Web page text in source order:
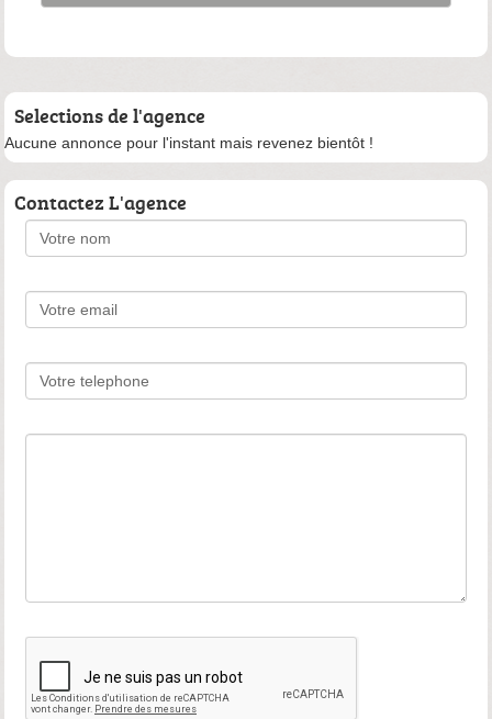
Selections de l'agence
Aucune annonce pour l'instant mais revenez bientôt !
Contactez L'agence